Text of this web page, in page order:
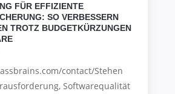
FÜR EFFIZIENTE
SO VERBESSERN
TROTZ BUDGETKÜRZUNGEN
contact/Stehen
Softwarequalität